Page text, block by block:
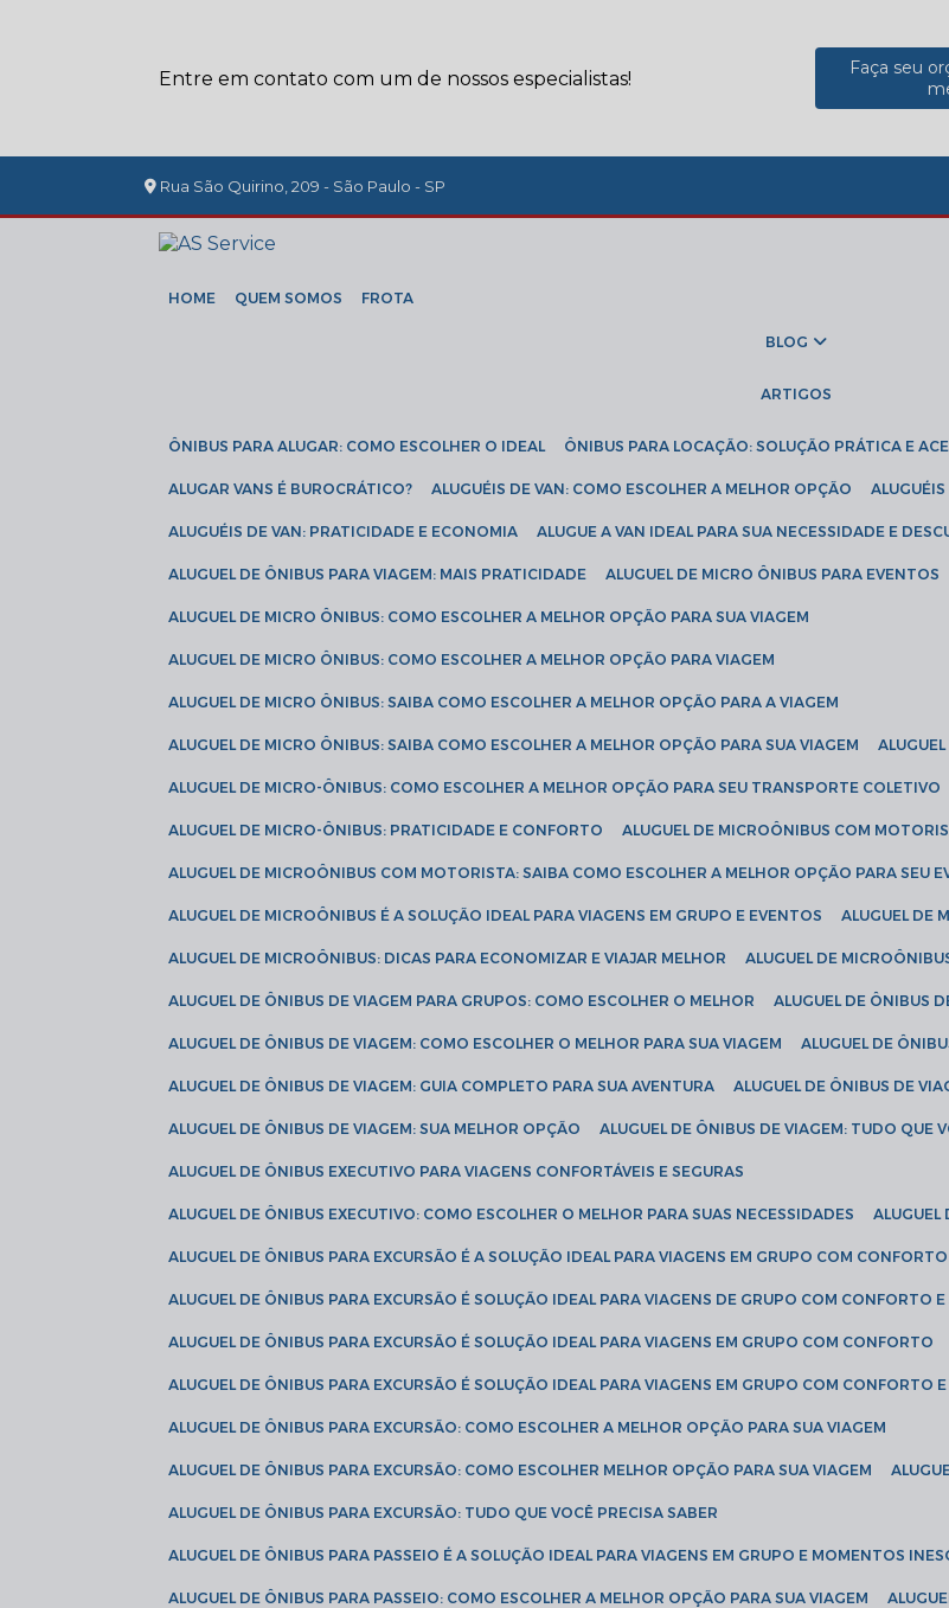
Entre em contato com um de nossos especialistas!
Faça seu
Rua São Quirino, 209 - São Paulo - SP
HOME QUEM SOMOS FROTA
BLOG
ARTIGOS
ÔNIBUS PARA ALUGAR: COMO ESCOLHER O IDEAL ÔNIBUS PARA LOCAÇÃO: SOLUÇÃO PRÁTICA E
ALUGAR VANS É BUROCRÁTICO? ALUGUÉIS DE VAN: COMO ESCOLHER A MELHOR OPÇÃO
ALUGUÉIS DE VAN: PRATICIDADE E ECONOMIA ALUGUE A VAN IDEAL PARA SUA NECESSIDADE E
ALUGUEL DE ÔNIBUS PARA VIAGEM: MAIS PRATICIDADE ALUGUEL DE MICRO ÔNIBUS PARA EVENTOS
ALUGUEL DE MICRO ÔNIBUS: COMO ESCOLHER A MELHOR OPÇÃO PARA SUA VIAGEM
ALUGUEL DE MICRO ÔNIBUS: COMO ESCOLHER A MELHOR OPÇÃO PARA VIAGEM
ALUGUEL DE MICRO ÔNIBUS: SAIBA COMO ESCOLHER A MELHOR OPÇÃO PARA A VIAGEM
ALUGUEL DE MICRO ÔNIBUS: SAIBA COMO ESCOLHER A MELHOR OPÇÃO PARA SUA VIAGEM
ALUGUEL DE MICRO-ÔNIBUS: COMO ESCOLHER A MELHOR OPÇÃO PARA SEU TRANSPORTE COLETIVO
ALUGUEL DE MICRO-ÔNIBUS: PRATICIDADE E CONFORTO ALUGUEL DE MICROÔNIBUS COM
ALUGUEL DE MICROÔNIBUS COM MOTORISTA: SAIBA COMO ESCOLHER A MELHOR OPÇÃO PARA SEU
ALUGUEL DE MICROÔNIBUS É A SOLUÇÃO IDEAL PARA VIAGENS EM GRUPO E EVENTOS ALUGUEL
ALUGUEL DE MICROÔNIBUS: DICAS PARA ECONOMIZAR E VIAJAR MELHOR ALUGUEL DE
ALUGUEL DE ÔNIBUS DE VIAGEM PARA GRUPOS: COMO ESCOLHER O MELHOR ALUGUEL DE ÔNIBUS
ALUGUEL DE ÔNIBUS DE VIAGEM: COMO ESCOLHER O MELHOR PARA SUA VIAGEM ALUGUEL DE
ALUGUEL DE ÔNIBUS DE VIAGEM: GUIA COMPLETO PARA SUA AVENTURA ALUGUEL DE ÔNIBUS DE
ALUGUEL DE ÔNIBUS DE VIAGEM: SUA MELHOR OPÇÃO ALUGUEL DE ÔNIBUS DE VIAGEM: TUDO QUE
ALUGUEL DE ÔNIBUS EXECUTIVO PARA VIAGENS CONFORTÁVEIS E SEGURAS
ALUGUEL DE ÔNIBUS EXECUTIVO: COMO ESCOLHER O MELHOR PARA SUAS NECESSIDADES
ALUGUEL DE ÔNIBUS PARA EXCURSÃO É A SOLUÇÃO IDEAL PARA VIAGENS EM GRUPO COM
ALUGUEL DE ÔNIBUS PARA EXCURSÃO É SOLUÇÃO IDEAL PARA VIAGENS DE GRUPO COM CONFORTO
ALUGUEL DE ÔNIBUS PARA EXCURSÃO É SOLUÇÃO IDEAL PARA VIAGENS EM GRUPO COM CONFORTO
ALUGUEL DE ÔNIBUS PARA EXCURSÃO É SOLUÇÃO IDEAL PARA VIAGENS EM GRUPO COM CONFORTO
ALUGUEL DE ÔNIBUS PARA EXCURSÃO: COMO ESCOLHER A MELHOR OPÇÃO PARA SUA VIAGEM
ALUGUEL DE ÔNIBUS PARA EXCURSÃO: COMO ESCOLHER MELHOR OPÇÃO PARA SUA VIAGEM
ALUGUEL DE ÔNIBUS PARA EXCURSÃO: TUDO QUE VOCÊ PRECISA SABER
ALUGUEL DE ÔNIBUS PARA PASSEIO É A SOLUÇÃO IDEAL PARA VIAGENS EM GRUPO E MOMENTOS
ALUGUEL DE ÔNIBUS PARA PASSEIO: COMO ESCOLHER A MELHOR OPÇÃO PARA SUA VIAGEM